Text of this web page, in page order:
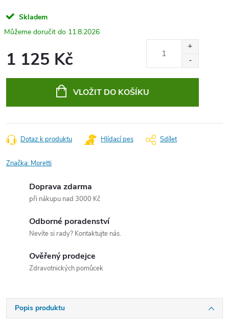
Skladem
11.8.2026
1 125 Kč
VLOŽIT DO KOŠÍKU
Dotaz k produktu Hlídací pes Sdílet
Značka: Moretti
Doprava zdarma
při nákupu nad 3000 Kč
Odborné poradenství
Nevíte si rady? Kontaktujte nás.
Ověřený prodejce
Zdravotnických pomůcek
Popis produktu